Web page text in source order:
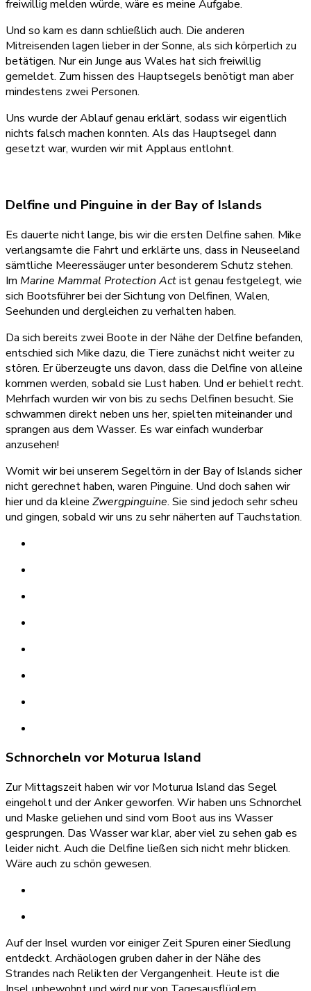
freiwillig melden würde, wäre es meine Aufgabe.
Und so kam es dann schließlich auch. Die anderen
Mitreisenden lagen lieber in der Sonne, als sich körperlich zu
betätigen. Nur ein Junge aus Wales hat sich freiwillig
gemeldet. Zum hissen des Hauptsegels benötigt man aber
mindestens zwei Personen.
Uns wurde der Ablauf genau erklärt, sodass wir eigentlich
nichts falsch machen konnten. Als das Hauptsegel dann
gesetzt war, wurden wir mit Applaus entlohnt.
Delfine und Pinguine in der Bay of Islands
Es dauerte nicht lange, bis wir die ersten Delfine sahen. Mike
verlangsamte die Fahrt und erklärte uns, dass in Neuseeland
sämtliche Meeressäuger unter besonderem Schutz stehen.
Im Marine Mammal Protection Actist genau festgelegt, wie
sich Bootsführer bei der Sichtung von Delfinen, Walen,
Seehunden und dergleichen zu verhalten haben.
Da sich bereits zwei Boote in der Nähe der Delfine befanden,
entschied sich Mike dazu, die Tiere zunächst nicht weiter zu
stören. Er überzeugte uns davon, dass die Delfine von alleine
kommen werden, sobald sie Lust haben. Und er behielt recht.
Mehrfach wurden wir von bis zu sechs Delfinen besucht. Sie
schwammen direkt neben uns her, spielten miteinander und
sprangen aus dem Wasser. Es war einfach wunderbar
anzusehen!
Womit wir bei unserem Segeltörn in der Bay of Islands sicher
nicht gerechnet haben, waren Pinguine. Und doch sahen wir
hier und da kleine Zwergpinguine. Sie sind jedoch sehr scheu
und gingen, sobald wir uns zu sehr näherten auf Tauchstation.
Schnorcheln vor Moturua Island
Zur Mittagszeit haben wir vor Moturua Island das Segel
eingeholt und der Anker geworfen. Wir haben uns Schnorchel
und Maske geliehen und sind vom Boot aus ins Wasser
gesprungen. Das Wasser war klar, aber viel zu sehen gab es
leider nicht. Auch die Delfine ließen sich nicht mehr blicken.
Wäre auch zu schön gewesen.
Auf der Insel wurden vor einiger Zeit Spuren einer Siedlung
entdeckt. Archäologen gruben daher in der Nähe des
Strandes nach Relikten der Vergangenheit. Heute ist die